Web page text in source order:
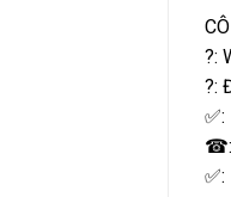
?:
?:
☎: